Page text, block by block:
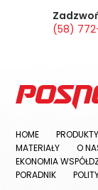
(58)
HOME PRODUKTY
MATERIAŁY
O
EKONOMIA
PORADNIK